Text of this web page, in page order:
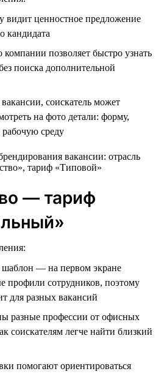
видит ценностное предложение
кандидата
компании позволяет быстро узнать
поиска дополнительной
соискатель может
на фото детали: форму,
среду
— тариф
шаблон — на первом экране
профили сотрудников, поэтому
для разных вакансий
разные профессии от офисных
соискателям легче найти близкий
помогают ориентироваться